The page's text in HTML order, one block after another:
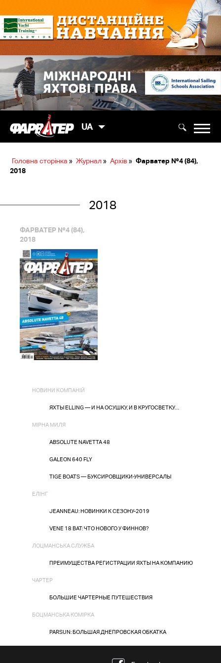
UA
Головна сторінка » Журнал » Архів » Фарватер №4 (84),
2018
2018
ФАРВАТЕР №4 (84),
2018
НОВИНИ КОМПАНІЙ
ЯХТЫ ELLING — И НА ОСУШКУ, И В КРУГОСВЕТКУ…
МІРНА МИЛЯ
ABSOLUTE NAVETTA 48
GALEON 640 FLY
TIGE BOATS — БУКСИРОВЩИКИ-УНИВЕРСАЛЫ
ЕЛІНГ
JEANNEAU: НОВИНКИ К СЕЗОНУ-2019
VENE 18 BAT: ЧТО НОВОГО У ФИННОВ?
ЛОЦМАНСЬКА СЛУЖБА
ПРЕИМУЩЕСТВА РЕГИСТРАЦИИ ЯХТЫ НА КОМПАНИЮ
ЧАРТЕР
БОЛЬШИЕ ЧАРТЕРНЫЕ ПУТЕШЕСТВИЯ
БОЦМАНСЬКА КОМІРКА
PARSUN: БОЛЬШАЯ ДНЕПРОВСКАЯ ОБКАТКА